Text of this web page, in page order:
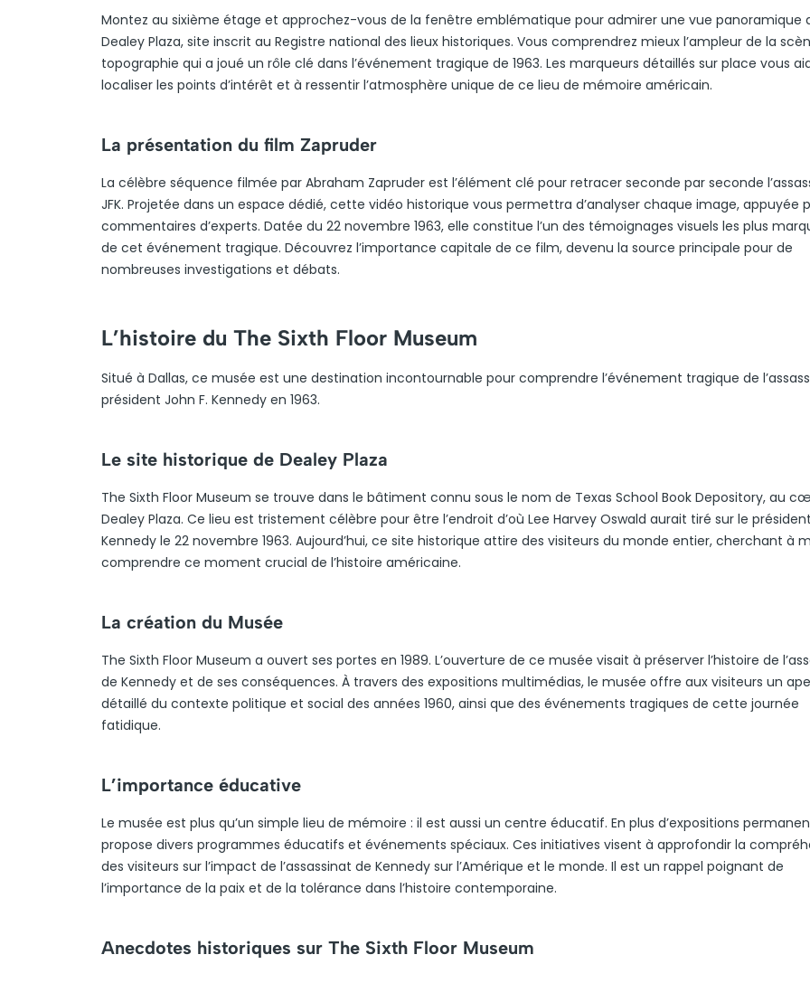
Montez au sixième étage et approchez-vous de la fenêtre emblématique pour admirer une vue panoramique
Dealey Plaza, site inscrit au Registre national des lieux historiques. Vous comprendrez mieux l’ampleur de la
topographie qui a joué un rôle clé dans l’événement tragique de 1963. Les marqueurs détaillés sur place vous
localiser les points d’intérêt et à ressentir l’atmosphère unique de ce lieu de mémoire américain.
La présentation du film Zapruder
La célèbre séquence filmée par Abraham Zapruder est l’élément clé pour retracer seconde par seconde
JFK. Projetée dans un espace dédié, cette vidéo historique vous permettra d’analyser chaque image, appuyée
commentaires d’experts. Datée du 22 novembre 1963, elle constitue l’un des témoignages visuels les plus
de cet événement tragique. Découvrez l’importance capitale de ce film, devenu la source principale pour de
nombreuses investigations et débats.
L’histoire du The Sixth Floor Museum
Situé à Dallas, ce musée est une destination incontournable pour comprendre l’événement tragique de
président John F. Kennedy en 1963.
Le site historique de Dealey Plaza
The Sixth Floor Museum se trouve dans le bâtiment connu sous le nom de Texas School Book Depository, au
Dealey Plaza. Ce lieu est tristement célèbre pour être l’endroit d’où Lee Harvey Oswald aurait tiré sur le
Kennedy le 22 novembre 1963. Aujourd’hui, ce site historique attire des visiteurs du monde entier, cherchant à
comprendre ce moment crucial de l’histoire américaine.
La création du Musée
The Sixth Floor Museum a ouvert ses portes en 1989. L’ouverture de ce musée visait à préserver l’histoire de
de Kennedy et de ses conséquences. À travers des expositions multimédias, le musée offre aux visiteurs un
détaillé du contexte politique et social des années 1960, ainsi que des événements tragiques de cette journée
fatidique.
L’importance éducative
Le musée est plus qu’un simple lieu de mémoire : il est aussi un centre éducatif. En plus d’expositions
propose divers programmes éducatifs et événements spéciaux. Ces initiatives visent à approfondir la
des visiteurs sur l’impact de l’assassinat de Kennedy sur l’Amérique et le monde. Il est un rappel poignant de
l’importance de la paix et de la tolérance dans l’histoire contemporaine.
Anecdotes historiques sur The Sixth Floor Museum